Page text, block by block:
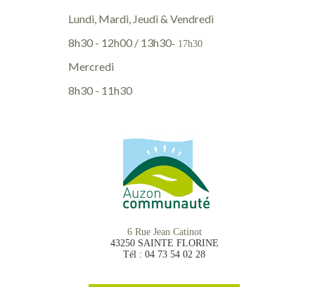
Lundi, Mardi, Jeudi & Vendredi
8h30 - 12h00 / 13h30- 17h30
Mercredi
8h30 - 11h30
6 Rue Jean Catinot
43250 SAINTE FLORINE
Tél : 04 73 54 02 28